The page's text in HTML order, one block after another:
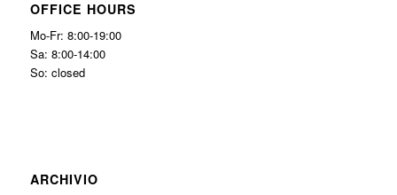
OFFICE HOURS
Mo-Fr: 8:00-19:00
Sa: 8:00-14:00
So: closed
ARCHIVIO